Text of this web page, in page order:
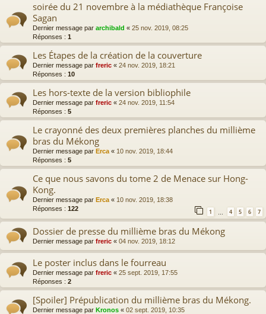
soirée du 21 novembre à la médiathèque Françoise
Sagan
Dernier message par archibald « 25 nov. 2019, 08:25
Réponses : 1
Les Étapes de la création de la couverture
Dernier message par freric « 24 nov. 2019, 18:21
Réponses : 10
Les hors-texte de la version bibliophile
Dernier message par freric « 24 nov. 2019, 11:54
Réponses : 5
Le crayonné des deux premières planches du millième
bras du Mékong
Dernier message par Erca « 10 nov. 2019, 18:44
Réponses : 5
Ce que nous savons du tome 2 de Menace sur Hong-
Kong.
Dernier message par Erca « 10 nov. 2019, 18:38
Réponses : 122 1 4 5 6 7
Dossier de presse du millième bras du Mékong
Dernier message par freric « 04 nov. 2019, 18:12
Le poster inclus dans le fourreau
Dernier message par freric « 25 sept. 2019, 17:55
Réponses : 2
[Spoiler] Prépublication du millième bras du Mékong.
Dernier message par Kronos « 02 sept. 2019, 10:35